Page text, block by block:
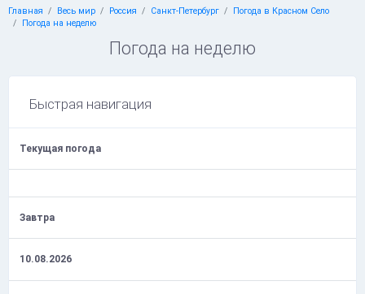
Главная Весь мир Россия Санкт-Петербург
Погода в Красном Село
Погода на неделю
Погода на неделю
Быстрая навигация
Текущая погода
Завтра
10.08.2026